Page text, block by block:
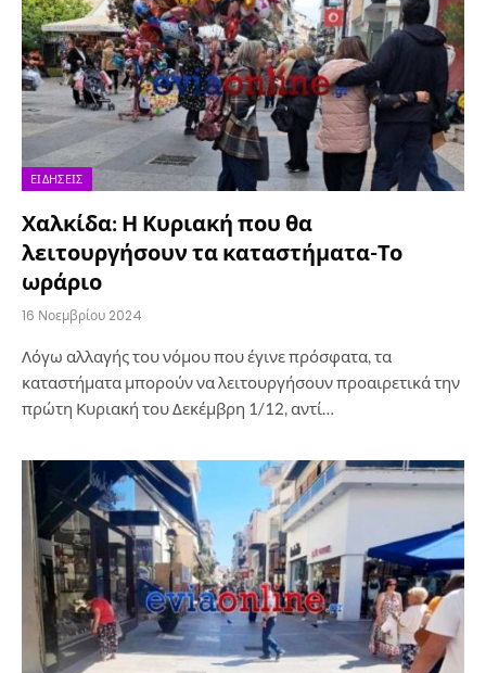
ΕΙΔΉΣΕΙΣ
Χαλκίδα: Η Κυριακή που θα
λειτουργήσουν τα καταστήματα-Το
ωράριο
16 Νοεμβρίου 2024
Λόγω αλλαγής του νόμου που έγινε πρόσφατα, τα
καταστήματα μπορούν να λειτουργήσουν προαιρετικά την
πρώτη Κυριακή του Δεκέμβρη 1/12, αντί…